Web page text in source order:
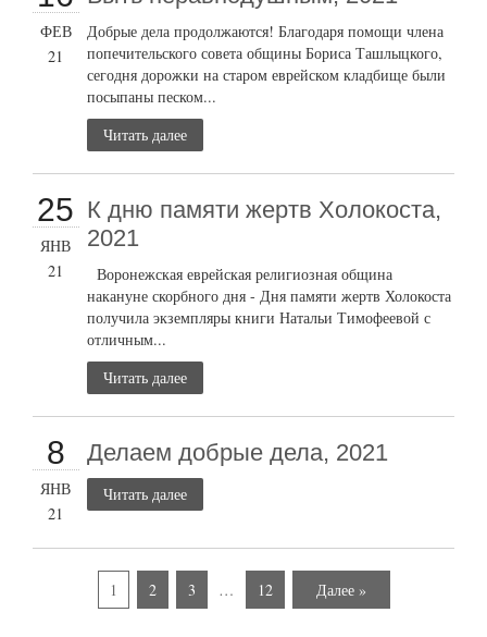
ФЕВ
21
Добрые дела продолжаются! Благодаря помощи члена
попечительского совета общины Бориса Ташлыцкого,
сегодня дорожки на старом еврейском кладбище были
посыпаны песком...
Читать далее
25
ЯНВ
21
К дню памяти жертв Холокоста,
2021
Воронежская еврейская религиозная община
накануне скорбного дня - Дня памяти жертв Холокоста
получила экземпляры книги Натальи Тимофеевой с
отличным...
Читать далее
8
ЯНВ
21
Делаем добрые дела, 2021
Читать далее
1 2 3 … 12 Далее »